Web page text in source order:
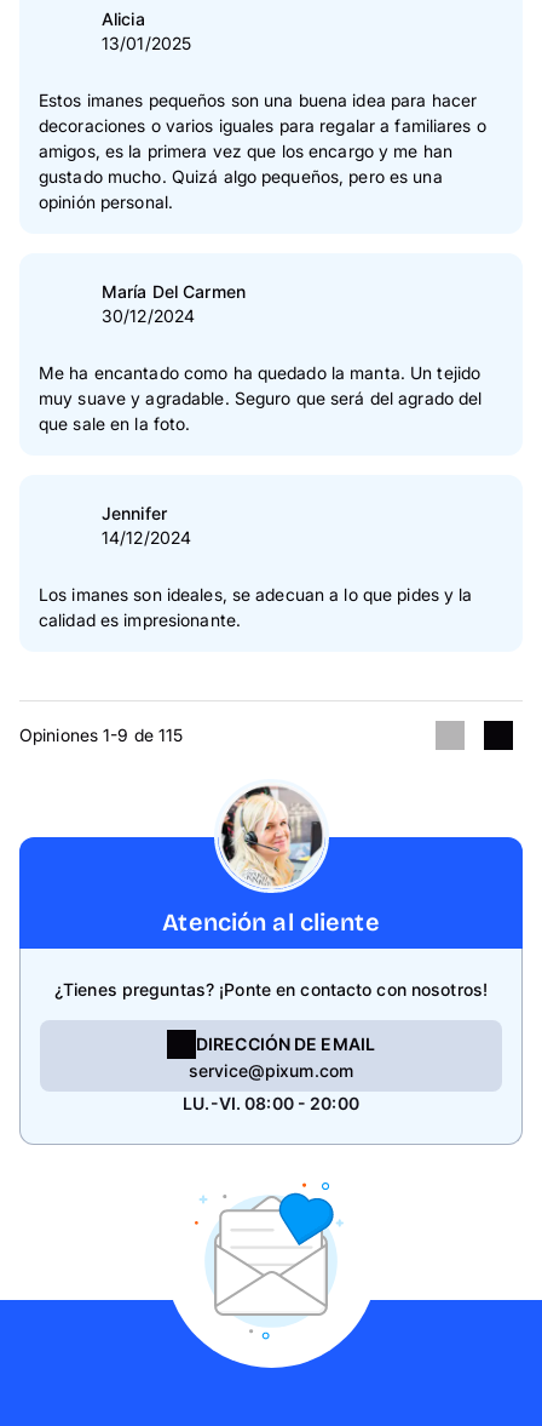
Alicia
13/01/2025
Estos imanes pequeños son una buena idea para hacer
decoraciones o varios iguales para regalar a familiares o
amigos, es la primera vez que los encargo y me han
gustado mucho. Quizá algo pequeños, pero es una
opinión personal.
María Del Carmen
30/12/2024
Me ha encantado como ha quedado la manta. Un tejido
muy suave y agradable. Seguro que será del agrado del
que sale en la foto.
Jennifer
14/12/2024
Los imanes son ideales, se adecuan a lo que pides y la
calidad es impresionante.
Opiniones 1-9 de 115
Atención al cliente
¿Tienes preguntas? ¡Ponte en contacto con nosotros!
DIRECCIÓN DE EMAIL
service@pixum.com
LU.-VI. 08:00 - 20:00